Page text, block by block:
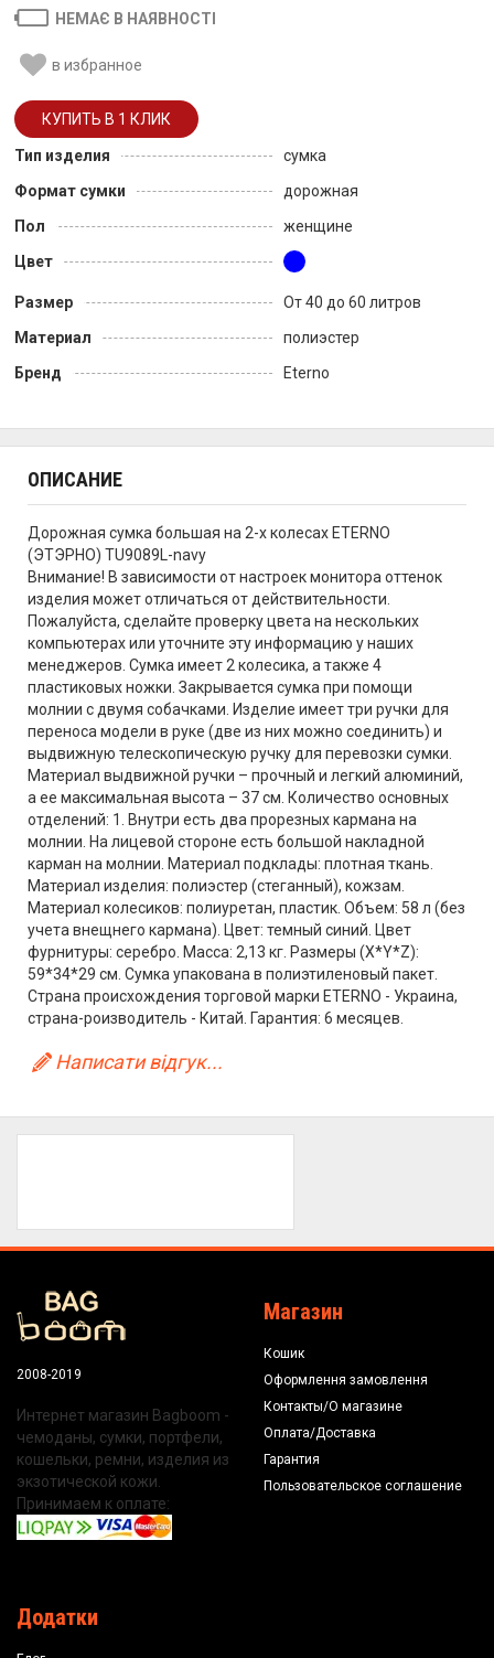
НЕМАЄ В НАЯВНОСТІ
в избранное
Тип изделия
сумка
Формат сумки
дорожная
Пол
женщине
Цвет
Размер
От 40 до 60 литров
Материал
полиэстер
Бренд
Eterno
ОПИСАНИЕ
Дорожная сумка большая на 2-х колесах ETERNO
(ЭТЭРНО) TU9089L-navy
Внимание! В зависимости от настроек монитора оттенок
изделия может отличаться от действительности.
Пожалуйста, сделайте проверку цвета на нескольких
компьютерах или уточните эту информацию у наших
менеджеров. Сумка имеет 2 колесика, а также 4
пластиковых ножки. Закрывается сумка при помощи
молнии с двумя собачками. Изделие имеет три ручки для
переноса модели в руке (две из них можно соединить) и
выдвижную телескопическую ручку для перевозки сумки.
Материал выдвижной ручки – прочный и легкий алюминий,
а ее максимальная высота – 37 см. Количество основных
отделений: 1. Внутри есть два прорезных кармана на
молнии. На лицевой стороне есть большой накладной
карман на молнии. Материал подклады: плотная ткань.
Материал изделия: полиэстер (стеганный), кожзам.
Материал колесиков: полиуретан, пластик. Объем: 58 л (без
учета внещнего кармана). Цвет: темный синий. Цвет
фурнитуры: серебро. Масса: 2,13 кг. Размеры (X*Y*Z):
59*34*29 см. Сумка упакована в полиэтиленовый пакет.
Страна происхождения торговой марки ETERNO - Украина,
страна-роизводитель - Китай. Гарантия: 6 месяцев.
Написати відгук...
2008-2019
Интернет магазин Bagboom -
чемоданы, сумки, портфели,
кошельки, ремни, изделия из
экзотической кожи.
Принимаем к оплате:
Магазин
Кошик
Оформлення замовлення
Контакты/О магазине
Оплата/Доставка
Гарантия
Пользовательское соглашение
Додатки